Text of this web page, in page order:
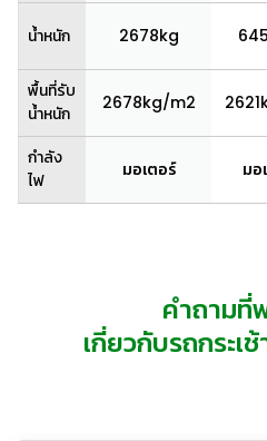
น้ำหนัก 2678kg
พื้นที่รับ
น้ำหนัก
2678kg/m2
กำลัง
ไฟ
มอเตอร์ มอ
คำถามที่
เกี่ยวกับรถกระ